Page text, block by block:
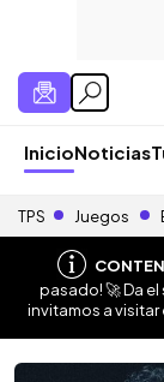
InicioNoticias
TPS Juegos
pasado! 🚀 Da
invitamos a